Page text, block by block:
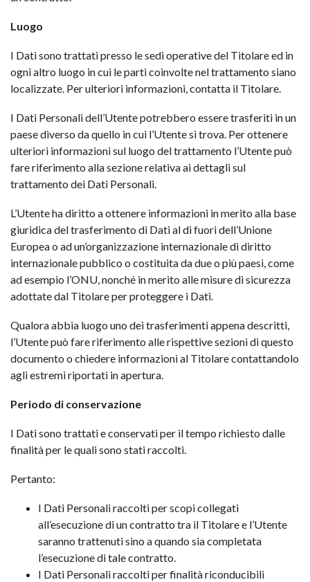
Luogo
I Dati sono trattati presso le sedi operative del Titolare ed in
ogni altro luogo in cui le parti coinvolte nel trattamento siano
localizzate. Per ulteriori informazioni, contatta il Titolare.
I Dati Personali dell’Utente potrebbero essere trasferiti in un
paese diverso da quello in cui l’Utente si trova. Per ottenere
ulteriori informazioni sul luogo del trattamento l’Utente può
fare riferimento alla sezione relativa ai dettagli sul
trattamento dei Dati Personali.
L’Utente ha diritto a ottenere informazioni in merito alla base
giuridica del trasferimento di Dati al di fuori dell’Unione
Europea o ad un’organizzazione internazionale di diritto
internazionale pubblico o costituita da due o più paesi, come
ad esempio l’ONU, nonché in merito alle misure di sicurezza
adottate dal Titolare per proteggere i Dati.
Qualora abbia luogo uno dei trasferimenti appena descritti,
l’Utente può fare riferimento alle rispettive sezioni di questo
documento o chiedere informazioni al Titolare contattandolo
agli estremi riportati in apertura.
Periodo di conservazione
I Dati sono trattati e conservati per il tempo richiesto dalle
finalità per le quali sono stati raccolti.
Pertanto:
I Dati Personali raccolti per scopi collegati
all’esecuzione di un contratto tra il Titolare e l’Utente
saranno trattenuti sino a quando sia completata
l’esecuzione di tale contratto.
I Dati Personali raccolti per finalità riconducibili